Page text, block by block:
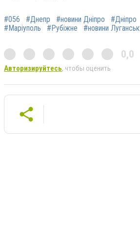
#056 #Днепр #новини Дніпро #Дніпро
#Маріуполь
#Рубіжне #новини Луганськ
0,0
Авторизируйтесь, чтобы оценить